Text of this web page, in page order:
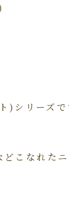
シリーズで
こなれた